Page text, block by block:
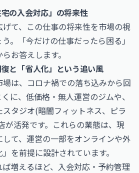
の入会対応」の将来性
て、この仕事の将来性を市場の視
。「今だけの仕事だったら困る」
お答えします。
と「省人化」という追い風
は、コロナ禍での落ち込みから回
に、低価格・無人運営のジムや、
タジオ(暗闇フィットネス、ピラ
が活発です。これらの業態は、現
て、運営の一部をオンラインや外
を前提に設計されています。
増えるほど、入会対応・予約管理